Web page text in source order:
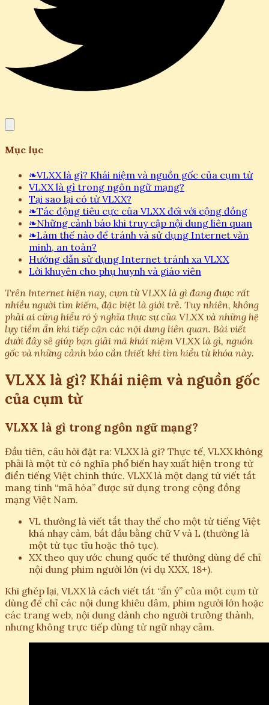
Mục lục
❧VLXX là gì? Khái niệm và nguồn gốc của cụm từ
VLXX là gì trong ngôn ngữ mạng?
Tại sao lại có từ VLXX?
❧Tác động tiêu cực của VLXX đối với cộng đồng
❧Những cảnh báo khi truy cập nội dung liên quan
❧Làm thế nào để tránh và sử dụng Internet văn
minh, an toàn?
Hướng dẫn sử dụng Internet tránh xa VLXX
Lời khuyên cho phụ huynh và giáo viên
Trên Internet hiện nay, cụm từ VLXX là gì đang được rất
nhiều người tìm kiếm, đặc biệt là giới trẻ. Tuy nhiên, không
phải ai cũng hiểu rõ ý nghĩa thực sự của VLXX và những hệ
lụy tiềm ẩn khi tiếp cận các nội dung liên quan. Bài viết
dưới đây sẽ giúp bạn giải mã khái niệm VLXX là gì, nguồn
gốc và những cảnh báo cần thiết khi tìm hiểu từ khóa này.
VLXX là gì? Khái niệm và nguồn gốc
của cụm từ
VLXX là gì trong ngôn ngữ mạng?
Đầu tiên, câu hỏi đặt ra: VLXX là gì? Thực tế, VLXX không
phải là một từ có nghĩa phổ biến hay xuất hiện trong từ
điển tiếng Việt chính thức. VLXX là một dạng từ viết tắt
mang tính “mã hóa” được sử dụng trong cộng đồng
mạng Việt Nam.
VL thường là viết tắt thay thế cho một từ tiếng Việt
khá nhạy cảm, bắt đầu bằng chữ V và L (thường là
một từ tục tĩu hoặc thô tục).
XX theo quy ước chung quốc tế thường dùng để chỉ
nội dung phim người lớn (ví dụ XXX, 18+).
Khi ghép lại, VLXX là cách viết tắt “ẩn ý” của một cụm từ
dùng để chỉ các nội dung khiêu dâm, phim người lớn hoặc
các trang web, nội dung dành cho người trưởng thành,
nhưng không trực tiếp dùng từ ngữ nhạy cảm.